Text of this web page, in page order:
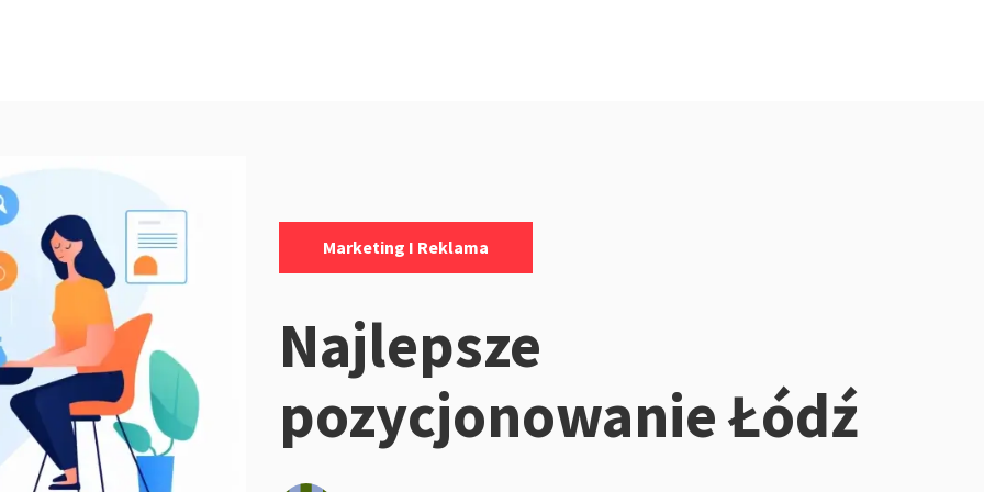
Marketing I Reklama
Najlepsze
pozycjonowanie Łódź